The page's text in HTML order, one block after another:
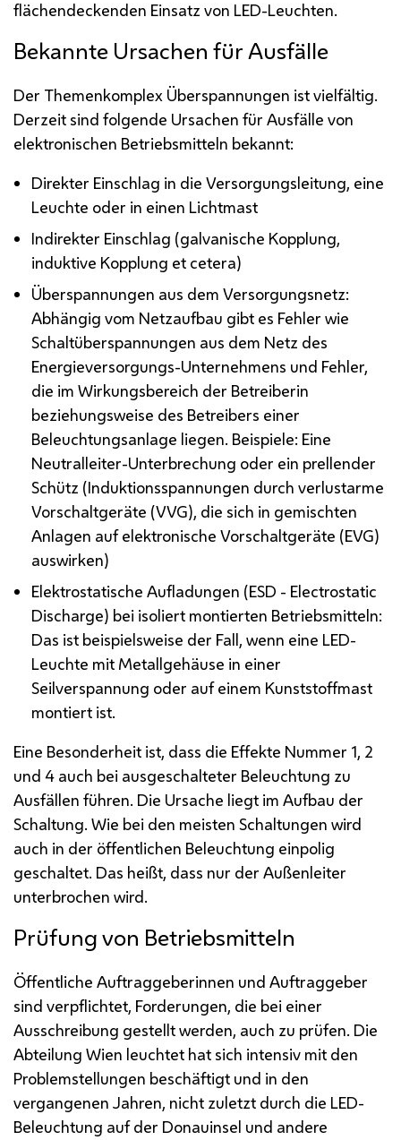
flächendeckenden Einsatz von LED-Leuchten.
Bekannte Ursachen für Ausfälle
Der Themenkomplex Überspannungen ist vielfältig.
Derzeit sind folgende Ursachen für Ausfälle von
elektronischen Betriebsmitteln bekannt:
Direkter Einschlag in die Versorgungsleitung, eine
Leuchte oder in einen Lichtmast
Indirekter Einschlag (galvanische Kopplung,
induktive Kopplung et cetera)
Überspannungen aus dem Versorgungsnetz:
Abhängig vom Netzaufbau gibt es Fehler wie
Schaltüberspannungen aus dem Netz des
Energieversorgungs-Unternehmens und Fehler,
die im Wirkungsbereich der Betreiberin
beziehungsweise des Betreibers einer
Beleuchtungsanlage liegen. Beispiele: Eine
Neutralleiter-Unterbrechung oder ein prellender
Schütz (Induktionsspannungen durch verlustarme
Vorschaltgeräte (VVG), die sich in gemischten
Anlagen auf elektronische Vorschaltgeräte (EVG)
auswirken)
Elektrostatische Aufladungen (ESD - Electrostatic
Discharge) bei isoliert montierten Betriebsmitteln:
Das ist beispielsweise der Fall, wenn eine LED-
Leuchte mit Metallgehäuse in einer
Seilverspannung oder auf einem Kunststoffmast
montiert ist.
Eine Besonderheit ist, dass die Effekte Nummer 1, 2
und 4 auch bei ausgeschalteter Beleuchtung zu
Ausfällen führen. Die Ursache liegt im Aufbau der
Schaltung. Wie bei den meisten Schaltungen wird
auch in der öffentlichen Beleuchtung einpolig
geschaltet. Das heißt, dass nur der Außenleiter
unterbrochen wird.
Prüfung von Betriebsmitteln
Öffentliche Auftraggeberinnen und Auftraggeber
sind verpflichtet, Forderungen, die bei einer
Ausschreibung gestellt werden, auch zu prüfen. Die
Abteilung Wien leuchtet hat sich intensiv mit den
Problemstellungen beschäftigt und in den
vergangenen Jahren, nicht zuletzt durch die LED-
Beleuchtung auf der Donauinsel und andere